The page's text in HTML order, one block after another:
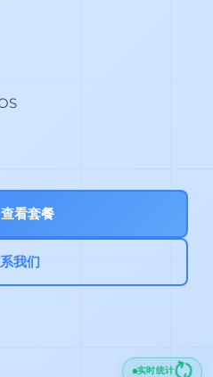
查看套餐
我们
实时统计